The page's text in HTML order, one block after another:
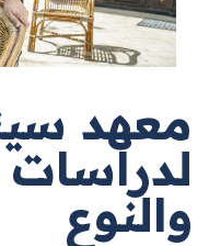
معهد
لدراسات
والنوع